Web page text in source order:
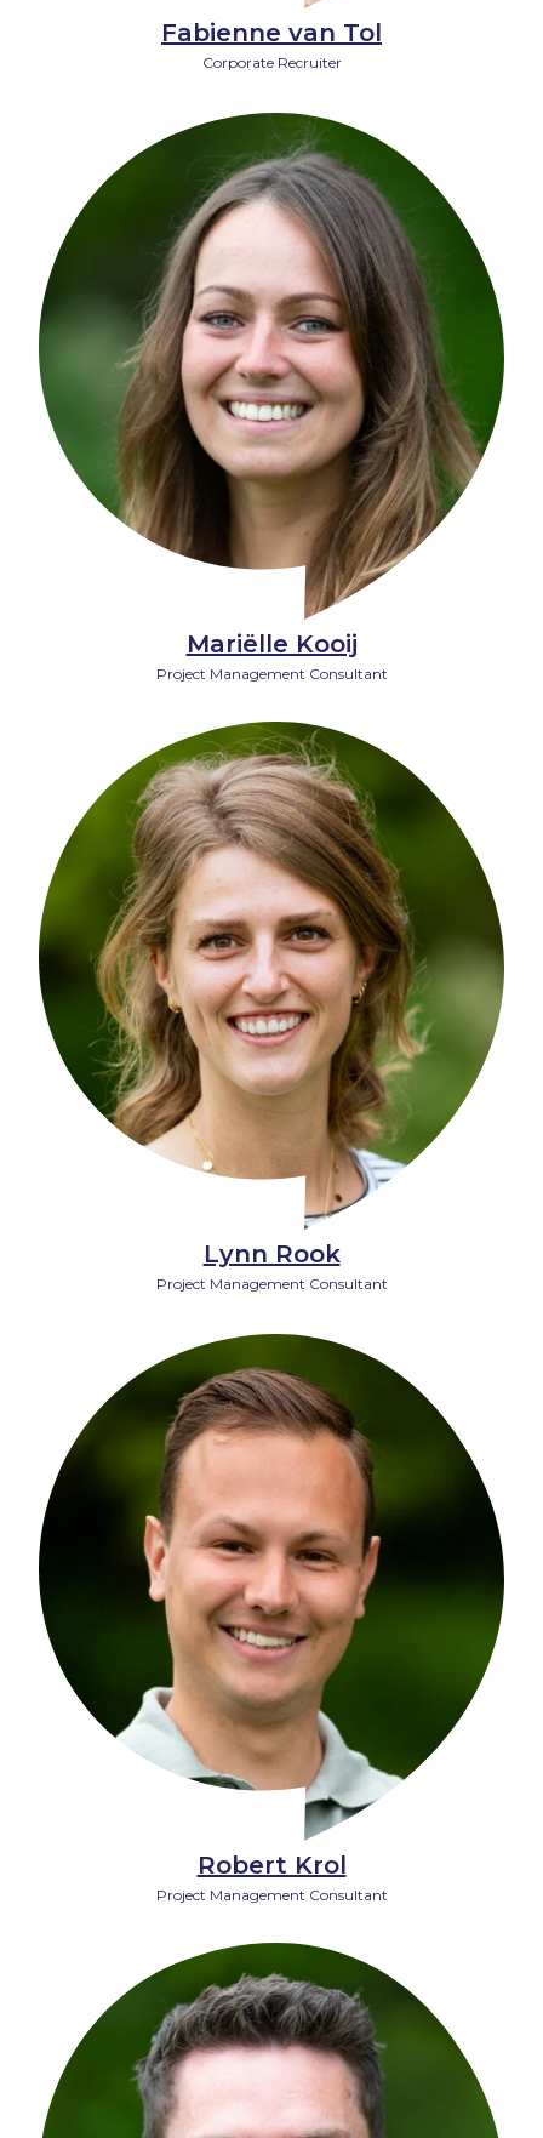
Fabienne van Tol
Corporate Recruiter
Mariëlle Kooij
Project Management Consultant
Lynn Rook
Project Management Consultant
Robert Krol
Project Management Consultant